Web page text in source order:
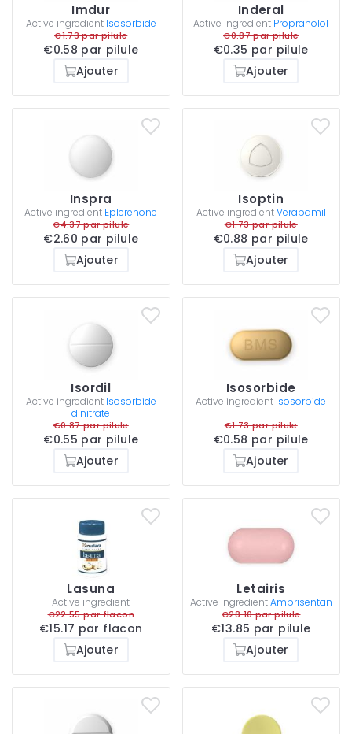
Imdur
Active ingredient Isosorbide
€1.73 par pilule
€0.58 par pilule
Ajouter
Inderal
Active ingredient Propranolol
€0.87 par pilule
€0.35 par pilule
Ajouter
Inspra
Active ingredient Eplerenone
€4.37 par pilule
€2.60 par pilule
Ajouter
Isoptin
Active ingredientVerapamil
€1.73 par pilule
€0.88 par pilule
Ajouter
Isordil
Active ingredient Isosorbide
dinitrate
€0.87 par pilule
€0.55 par pilule
Ajouter
Isosorbide
Active ingredient Isosorbide
€1.73 par pilule
€0.58 par pilule
Ajouter
Lasuna
Active ingredient
€22.55 par flacon
€15.17 par flacon
Ajouter
Letairis
Active ingredientAmbrisentan
€28.10 par pilule
€13.85 par pilule
Ajouter